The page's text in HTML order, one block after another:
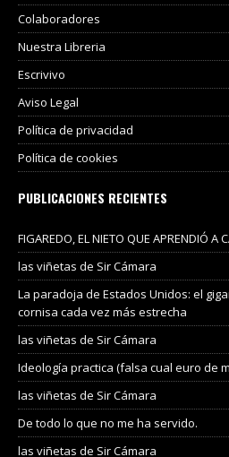
Colaboradores
Nuestra Libreria
Escrivivo
Aviso Legal
Política de privacidad
Política de cookies
PUBLICACIONES RECIENTES
FIGAREDO, EL NIETO QUE APRENDIÓ A
las viñetas de Sir Cámara
La paradoja de Estados Unidos: el
cornisa cada vez más estrecha
las viñetas de Sir Cámara
Ideología practica (falsa cual euro de
las viñetas de Sir Cámara
De todo lo que no me ha servido.
las viñetas de Sir Cámara